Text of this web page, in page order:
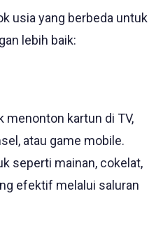
usia yang berbeda untuk
lebih baik:
menonton kartun di TV,
atau game mobile.
seperti mainan, cokelat,
efektif melalui saluran